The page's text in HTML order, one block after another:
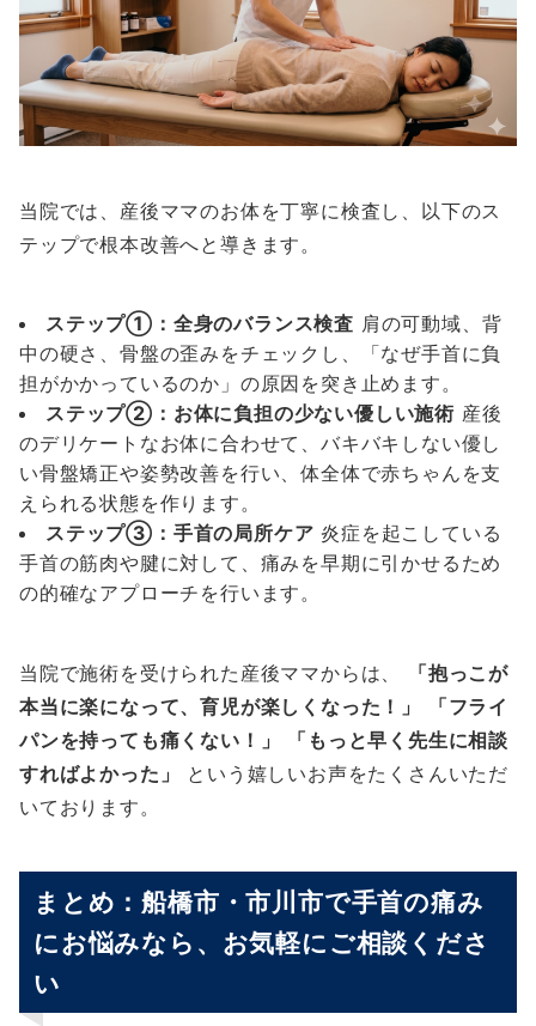
当院では、産後ママのお体を丁寧に検査し、以下のス
テップで根本改善へと導きます。
ステップ①：全身のバランス検査 肩の可動域、背
中の硬さ、骨盤の歪みをチェックし、「なぜ手首に負
担がかかっているのか」の原因を突き止めます。
ステップ②：お体に負担の少ない優しい施術 産後
のデリケートなお体に合わせて、バキバキしない優し
い骨盤矯正や姿勢改善を行い、体全体で赤ちゃんを支
えられる状態を作ります。
ステップ③：手首の局所ケア 炎症を起こしている
手首の筋肉や腱に対して、痛みを早期に引かせるため
の的確なアプローチを行います。
当院で施術を受けられた産後ママからは、
「抱っこが
本当に楽になって、育児が楽しくなった！」
「フライ
パンを持っても痛くない！」
「もっと早く先生に相談
すればよかった」
という嬉しいお声をたくさんいただ
いております。
まとめ：船橋市・市川市で手首の痛み
にお悩みなら、お気軽にご相談くださ
い